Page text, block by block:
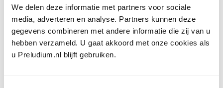
We delen deze informatie met partners voor sociale
media, adverteren en analyse. Partners kunnen deze
gegevens combineren met andere informatie die zij van u
hebben verzameld. U gaat akkoord met onze cookies als
u Preludium.nl blijft gebruiken.